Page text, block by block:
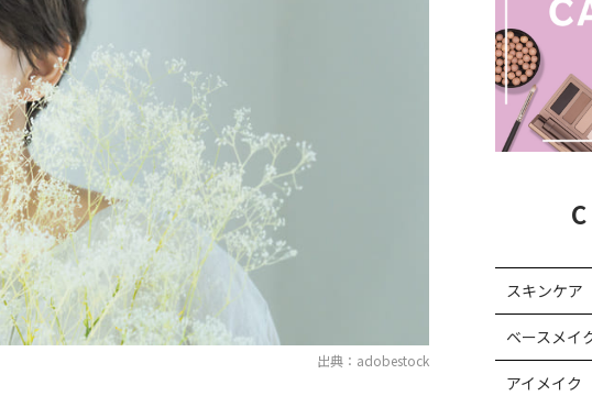
出典：adobestock
スキンケア
ベースメイ
アイメイク